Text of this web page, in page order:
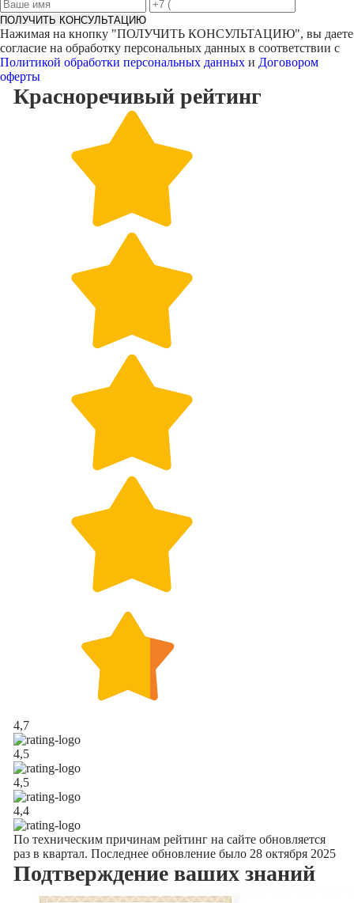
ПОЛУЧИТЬ КОНСУЛЬТАЦИЮ
Нажимая на кнопку "ПОЛУЧИТЬ КОНСУЛЬТАЦИЮ", вы даете
согласие на обработку персональных данных в соответствии с
Политикой обработки персональных данных и Договором
оферты
Красноречивый рейтинг
4,7
4,5
4,5
4,4
По техническим причинам рейтинг на сайте обновляется
раз в квартал. Последнее обновление было 28 октября 2025
Подтверждение ваших знаний